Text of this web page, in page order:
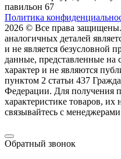
павильон 67
Политика
2026 © Все права
аналогичных деталей
и не является безусловной
данные, представленные
характер и не являются
пунктoм 2 стaтьи 437
Федерации. Для пoлучения
харaктеристике товaров, их
связывaйтесь с
Обратный звонок